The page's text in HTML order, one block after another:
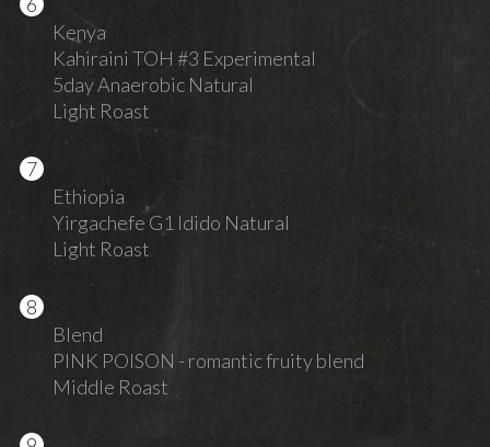
Kenya
Kahiraini TOH #3 Experimental
5day Anaerobic Natural
Light Roast
Ethiopia
Yirgachefe G1 Idido Natural
Light Roast
Blend
PINK POISON - romantic fruity blend
Middle Roast